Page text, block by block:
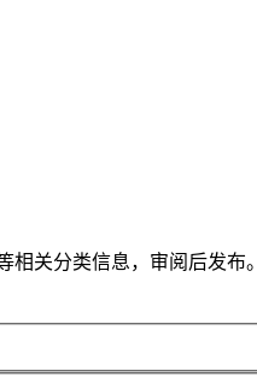
关分类信息，审阅后发布。